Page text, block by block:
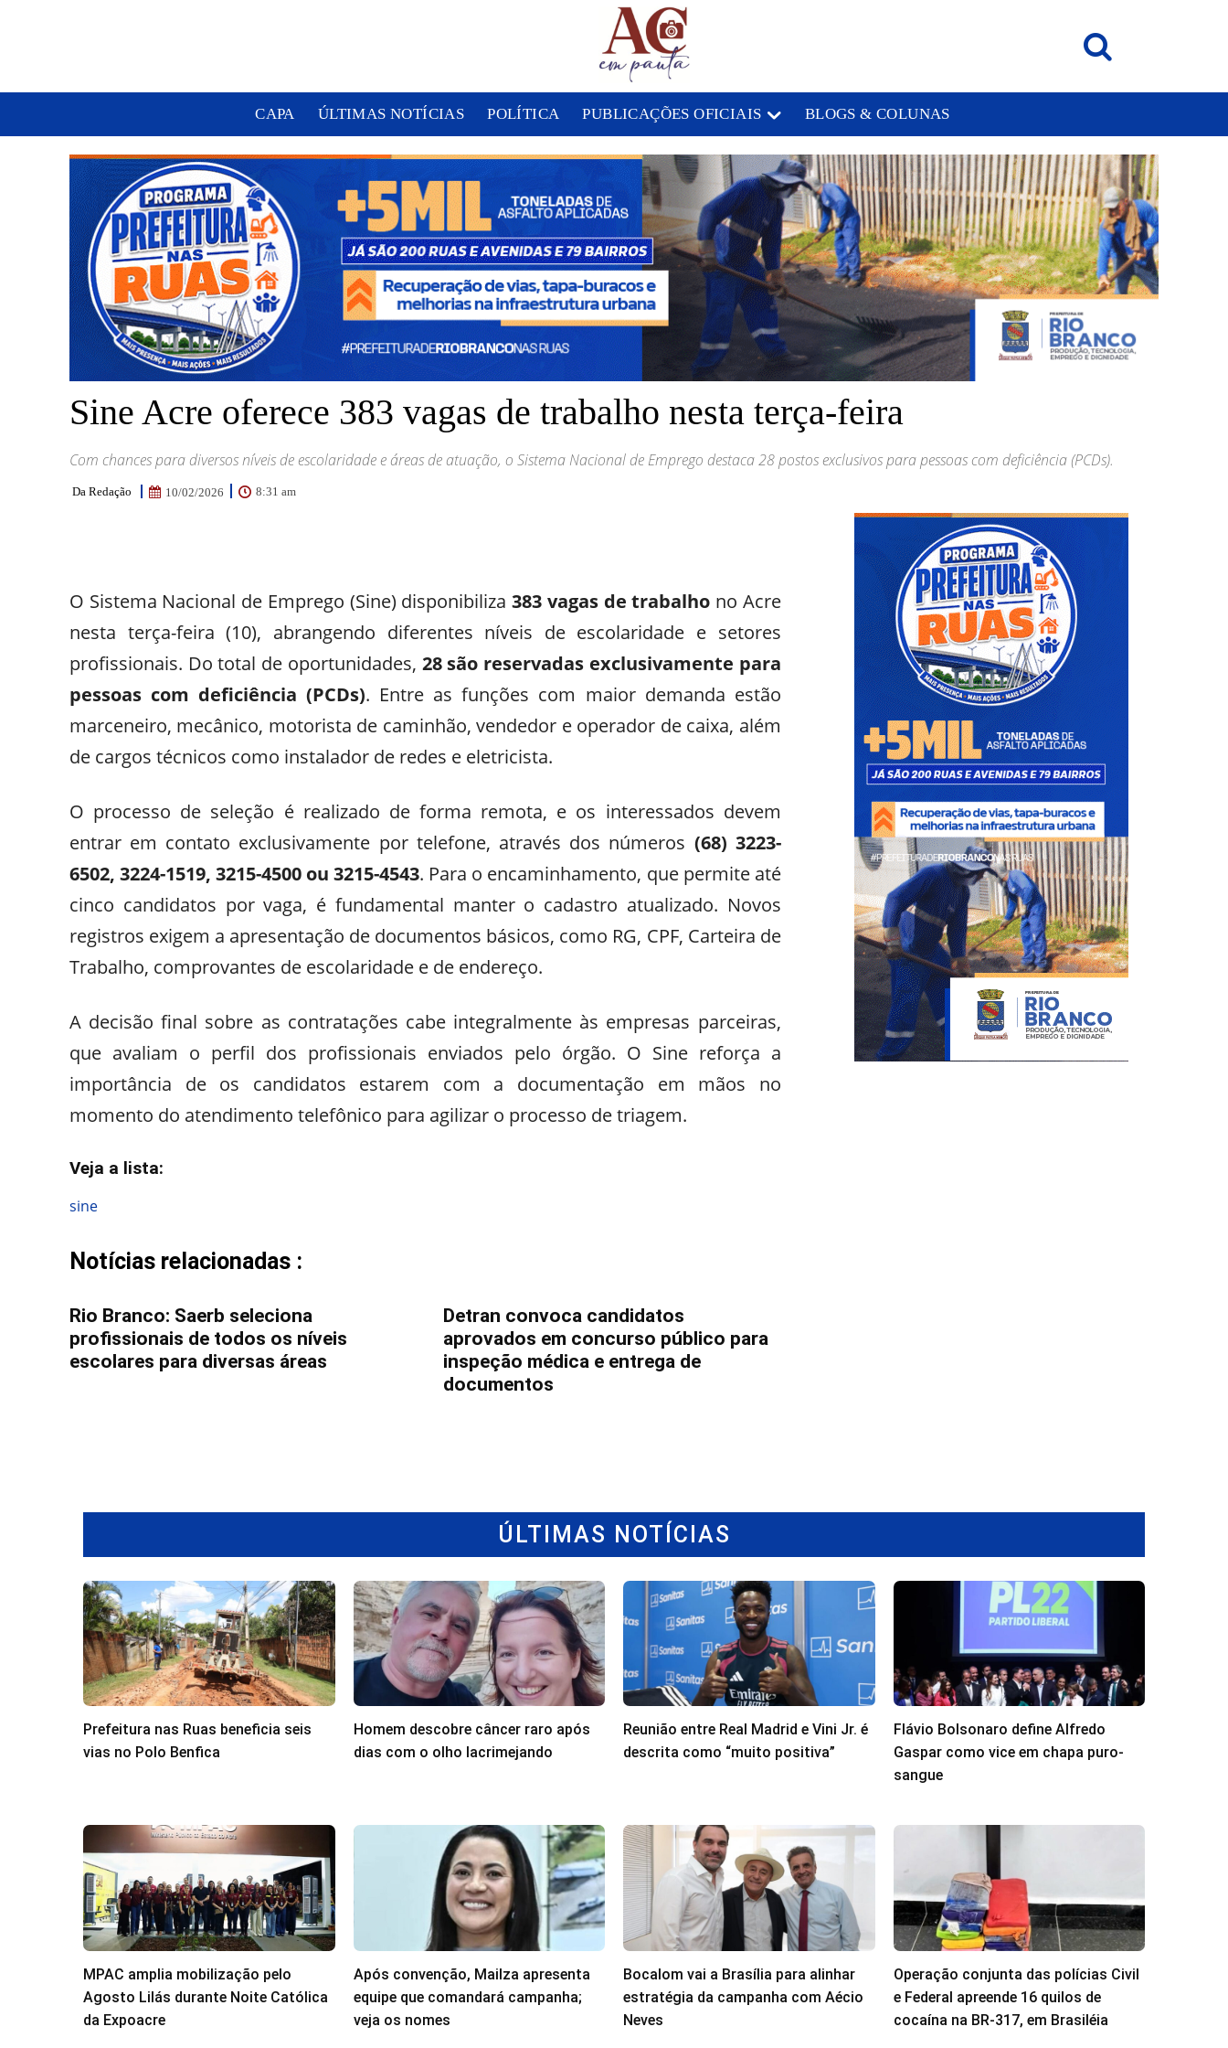
CAPA ÚLTIMAS NOTÍCIAS POLÍTICA PUBLICAÇÕES OFICIAIS BLOGS & COLUNAS
Sine Acre oferece 383 vagas de trabalho nesta terça-feira
Com chances para diversos níveis de escolaridade e áreas de atuação, o Sistema Nacional de Emprego destaca 28 postos exclusivos para pessoas com deficiência (PCDs).
Da Redação 10/02/2026 8:31 am
O Sistema Nacional de Emprego (Sine) disponibiliza383 vagas de trabalho no Acre
nesta terça-feira (10), abrangendo diferentes níveis de escolaridade e setores
profissionais. Do total de oportunidades, 28 são reservadas exclusivamente para
pessoas com deficiência (PCDs). Entre as funções com maior demanda estão
marceneiro, mecânico, motorista de caminhão, vendedor e operador de caixa, além
de cargos técnicos como instalador de redes e eletricista.
O processo de seleção é realizado de forma remota, e os interessados devem
entrar em contato exclusivamente por telefone, através dos números (68) 3223-
6502, 3224-1519, 3215-4500 ou 3215-4543. Para o encaminhamento, que permite até
cinco candidatos por vaga, é fundamental manter o cadastro atualizado. Novos
registros exigem a apresentação de documentos básicos, como RG, CPF, Carteira de
Trabalho, comprovantes de escolaridade e de endereço.
A decisão final sobre as contratações cabe integralmente às empresas parceiras,
que avaliam o perfil dos profissionais enviados pelo órgão. O Sine reforça a
importância de os candidatos estarem com a documentação em mãos no
momento do atendimento telefônico para agilizar o processo de triagem.
Veja a lista:
sine
Notícias relacionadas :
Rio Branco: Saerb seleciona
profissionais de todos os níveis
escolares para diversas áreas
Detran convoca candidatos
aprovados em concurso público para
inspeção médica e entrega de
documentos
ÚLTIMAS NOTÍCIAS
Prefeitura nas Ruas beneficia seis
vias no Polo Benfica
Homem descobre câncer raro após
dias com o olho lacrimejando
Reunião entre Real Madrid e Vini Jr. é
descrita como “muito positiva”
Flávio Bolsonaro define Alfredo
Gaspar como vice em chapa puro-
sangue
MPAC amplia mobilização pelo
Agosto Lilás durante Noite Católica
da Expoacre
Após convenção, Mailza apresenta
equipe que comandará campanha;
veja os nomes
Bocalom vai a Brasília para alinhar
estratégia da campanha com Aécio
Neves
Operação conjunta das polícias Civil
e Federal apreende 16 quilos de
cocaína na BR-317, em Brasiléia